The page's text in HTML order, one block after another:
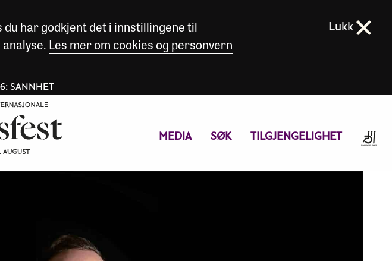
har godkjent det i innstillingene til
Les mer om cookies og personvern
Lukk
SANNHET
MEDIA SØK TILGJENGELIGHET